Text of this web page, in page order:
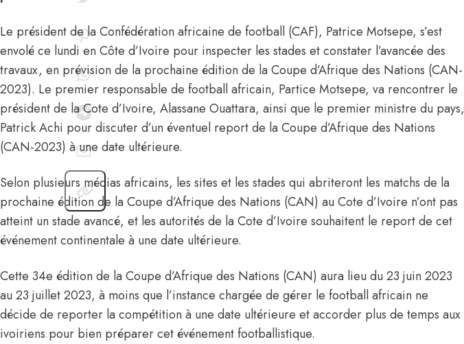
Le président de la Confédération africaine de football (CAF), Patrice Motsepe, s’est
envolé ce lundi en Côte d’Ivoire pour inspecter les stades et constater l’avancée des
travaux, en prévision de la prochaine édition de la Coupe d’Afrique des Nations (CAN-
2023). Le premier responsable de football africain, Partice Motsepe, va rencontrer le
président de la Cote d’Ivoire, Alassane Ouattara, ainsi que le premier ministre du pays,
Patrick Achi pour discuter d’un éventuel report de la Coupe d’Afrique des Nations
(CAN-2023) à une date ultérieure.
Selon plusieurs médias africains, les sites et les stades qui abriteront les matchs de la
prochaine édition de la Coupe d’Afrique des Nations (CAN) au Cote d’Ivoire n’ont pas
atteint un stade avancé, et les autorités de la Cote d’Ivoire souhaitent le report de cet
événement continentale à une date ultérieure.
Cette 34e édition de la Coupe d’Afrique des Nations (CAN) aura lieu du 23 juin 2023
au 23 juillet 2023, à moins que l’instance chargée de gérer le football africain ne
décide de reporter la compétition à une date ultérieure et accorder plus de temps aux
ivoiriens pour bien préparer cet événement footballistique.